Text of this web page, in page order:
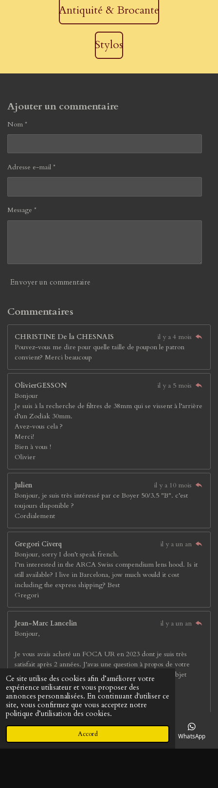
Ce site utilise des cookies afin d’améliorer votre
expérience utilisateur et vous proposer des
annonces personnalisées. En continuant d'utiliser ce
site, vous confirmez que vous acceptez notre
politique d’utilisation des cookies.
Accord
Antiquité & Brocante
Stylos
Ajouter un commentaire
Nom *
Adresse e-mail *
Message *
Envoyer un commentaire
Commentaires
CHRISTINE De la CHESNAIS
il y a 4 mois
Pouvez-vous me dire pour quelle taille de poupon le patron
convient? Merci beaucoup
OlivierGESSON
il y a 5 mois
Bonjour
Je suis à la recherche de filtres de 38mm qui se vissent à l’arrière
d’un Zodiak 30mm.
Avez-vous cela ?
Merci!
Bien à vous !
Olivier
Julien
il y a 10 mois
Bonjour, je suis très intéressé par ce Boyer 50/3.5 "B". c’est
toujours disponible ?
Cordialement
Gregori Civerq
il y a un an
Bonjour, sorry I don’t speak french.
I’m interested in the ARCA Swiss compendium lens hood. Is it
still available? I live in Barcelona, jow much would it cost
including the express shipping? Best
Gregori
Jean-Marc Lancelin
il y a un an
Bonjour,
Je vous avais acheté un FOCA UR en 2023 dont je suis très
satisfait après 2 années. J'avas une question à propos de votre
Rolleiflex 2,8F en vente. Savez vous si l'appareil à fait l'objet
d'une révision/inspection récente par un spécialiste?
Avec mes plus cordiales salutations,
Jean-Marc
Téléphone WhatsApp